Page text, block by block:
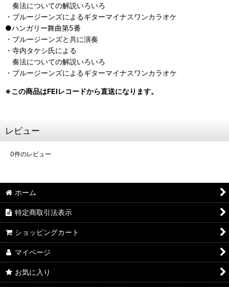
奏法についての解説いろいろ
・ブルージーンズによるギターマイナスワンカラオケ
●ハンガリー舞曲第5番
・ブルージーンズと共に演奏
・寺内タケシ氏による
奏法についての解説いろいろ
・ブルージーンズによるギターマイナスワンカラオケ
※この商品はFEIレコードから直送になります。
レビュー
0件のレビュー
ホーム
特定商取引法表示
ショッピングカート
マイページ
お気に入り